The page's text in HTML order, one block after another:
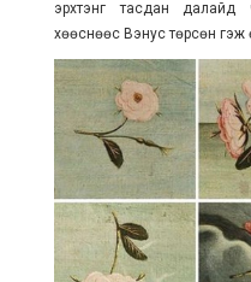
эрхтэнг тасдан далайд
хөөснөөс Вэнус төрсөн гэж